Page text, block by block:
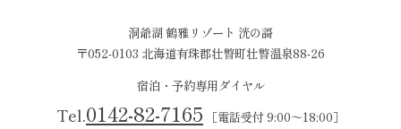
洞爺湖 鶴雅リゾート 洸の謌
〒052-0103 北海道有珠郡壮瞥町壮瞥温泉88-26
宿泊・予約専用ダイヤル
Tel.0142-82-7165 ［電話受付 9:00～18:00］